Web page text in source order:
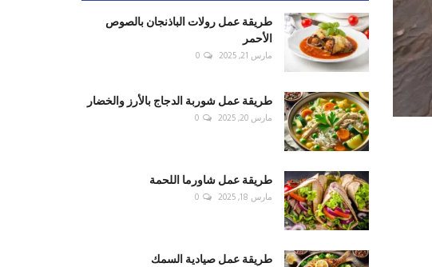
طريقة عمل رولات الباذنجان بالصوص
الأحمر
مارس 21, 2025 0
طريقة عمل شوربة الدجاج بالأرز والخضار
مارس 20, 2025 0
طريقة عمل شاورما اللحمة
مارس 18, 2025 0
طريقة عمل صيادية السمك